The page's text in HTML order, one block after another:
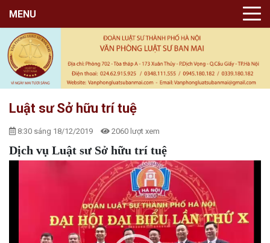
MENU
Luật sư Sở hữu trí tuệ
8:30 sáng 18/12/2019 2060 lượt xem
Dịch vụ Luật sư Sở hữu trí tuệ